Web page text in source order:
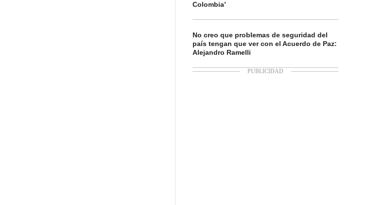
Colombia’
No creo que problemas de seguridad del
país tengan que ver con el Acuerdo de Paz:
Alejandro Ramelli